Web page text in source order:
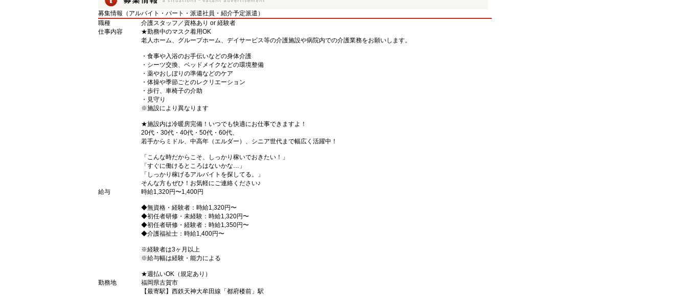
募集情報（アルバイト・パート・派遣社員・紹介予定派遣）
職種
介護スタッフ／資格あり or 経験者
仕事内容
★勤務中のマスク着用OK
老人ホーム、グループホーム、デイサービス等の介護施設や病院内での介護業務をお願いします。
・食事や入浴のお手伝いなどの身体介護
・シーツ交換、ベッドメイクなどの環境整備
・薬やおしぼりの準備などのケア
・体操や季節ごとのレクリエーション
・歩行、車椅子の介助
・見守り
※施設により異なります
★施設内は冷暖房完備！いつでも快適にお仕事できますよ！
20代・30代・40代・50代・60代、
若手からミドル、中高年（エルダー）、シニア世代まで幅広く活躍中！
「こんな時だからこそ、しっかり稼いでおきたい！」
「すぐに働けるところはないかな…」
「しっかり稼げるアルバイトを探してる。」
そんな方もぜひ！お気軽にご連絡ください♪
給与
時給1,320円〜1,400円
◆無資格・経験者：時給1,320円〜
◆初任者研修・未経験：時給1,320円〜
◆初任者研修・経験者：時給1,350円〜
◆介護福祉士：時給1,400円〜
※経験者は3ヶ月以上
※給与幅は経験・能力による
★週払いOK（規定あり）
勤務地
福岡県古賀市
【最寄駅】西鉄天神大牟田線「都府楼前」駅